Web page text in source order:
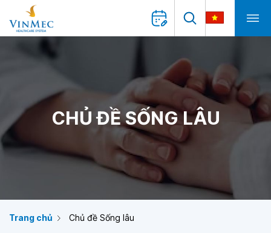
CHỦ ĐỀ SỐNG LÂU
Trang chủ Chủ đề Sống lâu